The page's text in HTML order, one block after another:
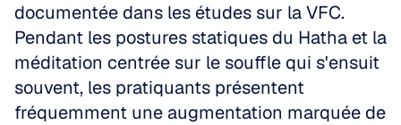
documentée dans les études sur la VFC.
Pendant les postures statiques du Hatha et la
méditation centrée sur le souffle qui s'ensuit
souvent, les pratiquants présentent
fréquemment une augmentation marquée de